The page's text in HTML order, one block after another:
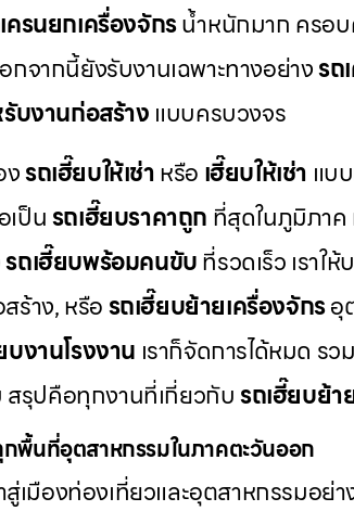
ครนยกเครื่องจักรน้ำหนักมาก ครอ
กจากนี้ยังรับงานเฉพาะทางอย่างรถ
บงานก่อสร้าง แบบครบวงจร
งรถเฮี๊ยบให้เช่าหรือ เฮี๊ยบให้เช่า แบ
เป็นรถเฮี๊ยบราคาถูก ที่สุดในภูมิภาค
รถเฮี๊ยบพร้อมคนขับที่รวดเร็ว เราให้
ร้าง, หรือรถเฮี๊ยบย้ายเครื่องจักรอุ
บงานโรงงาน เราก็จัดการได้หมด ร
รุปคือทุกงานที่เกี่ยวกับรถเฮี๊ยบย้า
กพื้นที่อุตสาหกรรมในภาคตะวันออก
เมืองท่องเที่ยวและอุตสาหกรรมอย่า